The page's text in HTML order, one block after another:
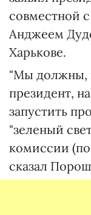
совместной
Анджеем
Харькове.
"Мы должны,
президент,
запустить
"зеленый
комиссии
сказал